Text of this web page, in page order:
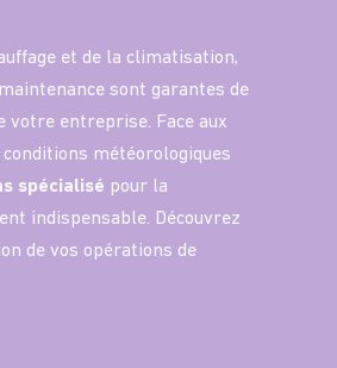
et de la climatisation,
sont garantes de
votre entreprise. Face aux
météorologiques
spécialisé pour la
indispensable. Découvrez
de vos opérations de